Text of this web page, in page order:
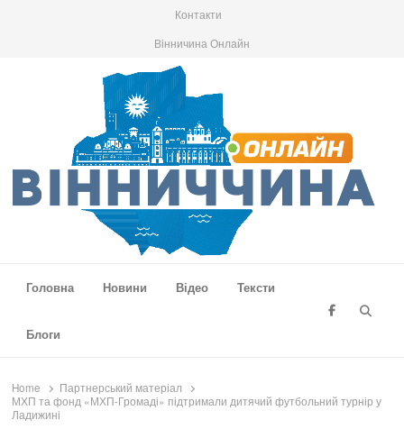
Контакти
Вінничина Онлайн
Головна
Новини Відео Тексти
Блоги
Home
Партнерський матеріал
МХП та фонд «МХП-Громаді» підтримали дитячий футбольний турнір у
Ладижині